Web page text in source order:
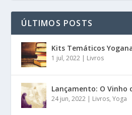
ÚLTIMOS POSTS
Kits Temáticos
1 jul, 2022 | Livros
Lançamento: O Vinho
24 jun, 2022 | Livros,Yoga